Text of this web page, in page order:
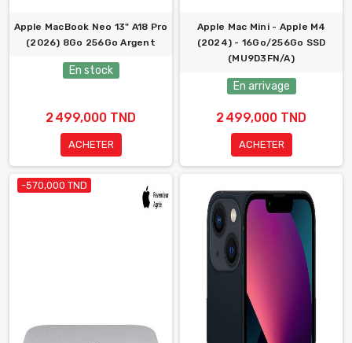
Apple MacBook Neo 13" A18 Pro
(2026) 8Go 256Go Argent
En stock
2 499,000 TND
ACHETER
Apple Mac Mini - Apple M4
(2024) - 16Go/256Go SSD
(MU9D3FN/A)
En arrivage
2 499,000 TND
ACHETER
-570,000 TND